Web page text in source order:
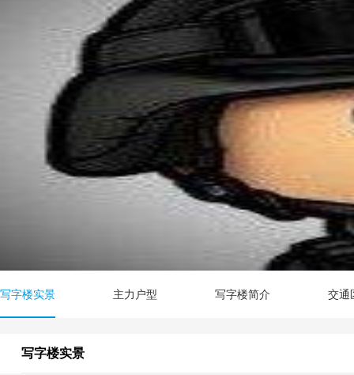
写字楼实景 主力户型 写字楼简介 交通
写字楼实景